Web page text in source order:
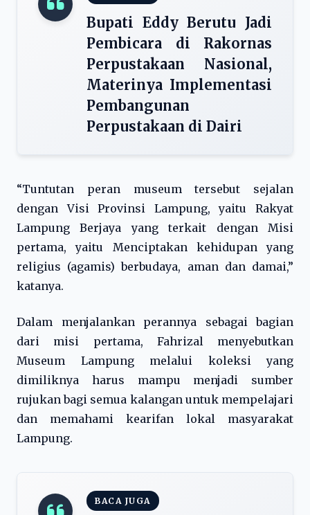
Bupati Eddy Berutu Jadi
Pembicara di Rakornas
Perpustakaan Nasional,
Materinya Implementasi
Pembangunan
Perpustakaan di Dairi
“Tuntutan peran museum tersebut sejalan
dengan Visi Provinsi Lampung, yaitu Rakyat
Lampung Berjaya yang terkait dengan Misi
pertama, yaitu Menciptakan kehidupan yang
religius (agamis) berbudaya, aman dan damai,”
katanya.
Dalam menjalankan perannya sebagai bagian
dari misi pertama, Fahrizal menyebutkan
Museum Lampung melalui koleksi yang
dimiliknya harus mampu menjadi sumber
rujukan bagi semua kalangan untuk mempelajari
dan memahami kearifan lokal masyarakat
Lampung.
BACA JUGA